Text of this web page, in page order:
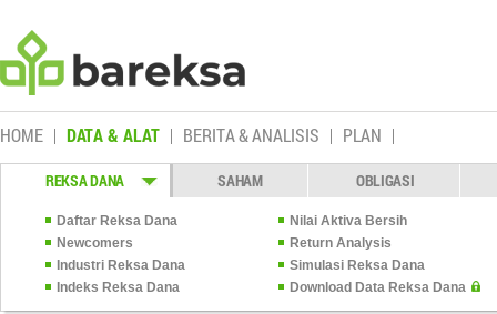
HOME DATA & ALAT BERITA & ANALISIS PLAN
REKSA DANA SAHAM OBLIGASI
Daftar Reksa Dana
Nilai Aktiva Bersih
Newcomers
Return Analysis
Industri Reksa Dana
Simulasi Reksa Dana
Indeks Reksa Dana
Download Data Reksa Dana